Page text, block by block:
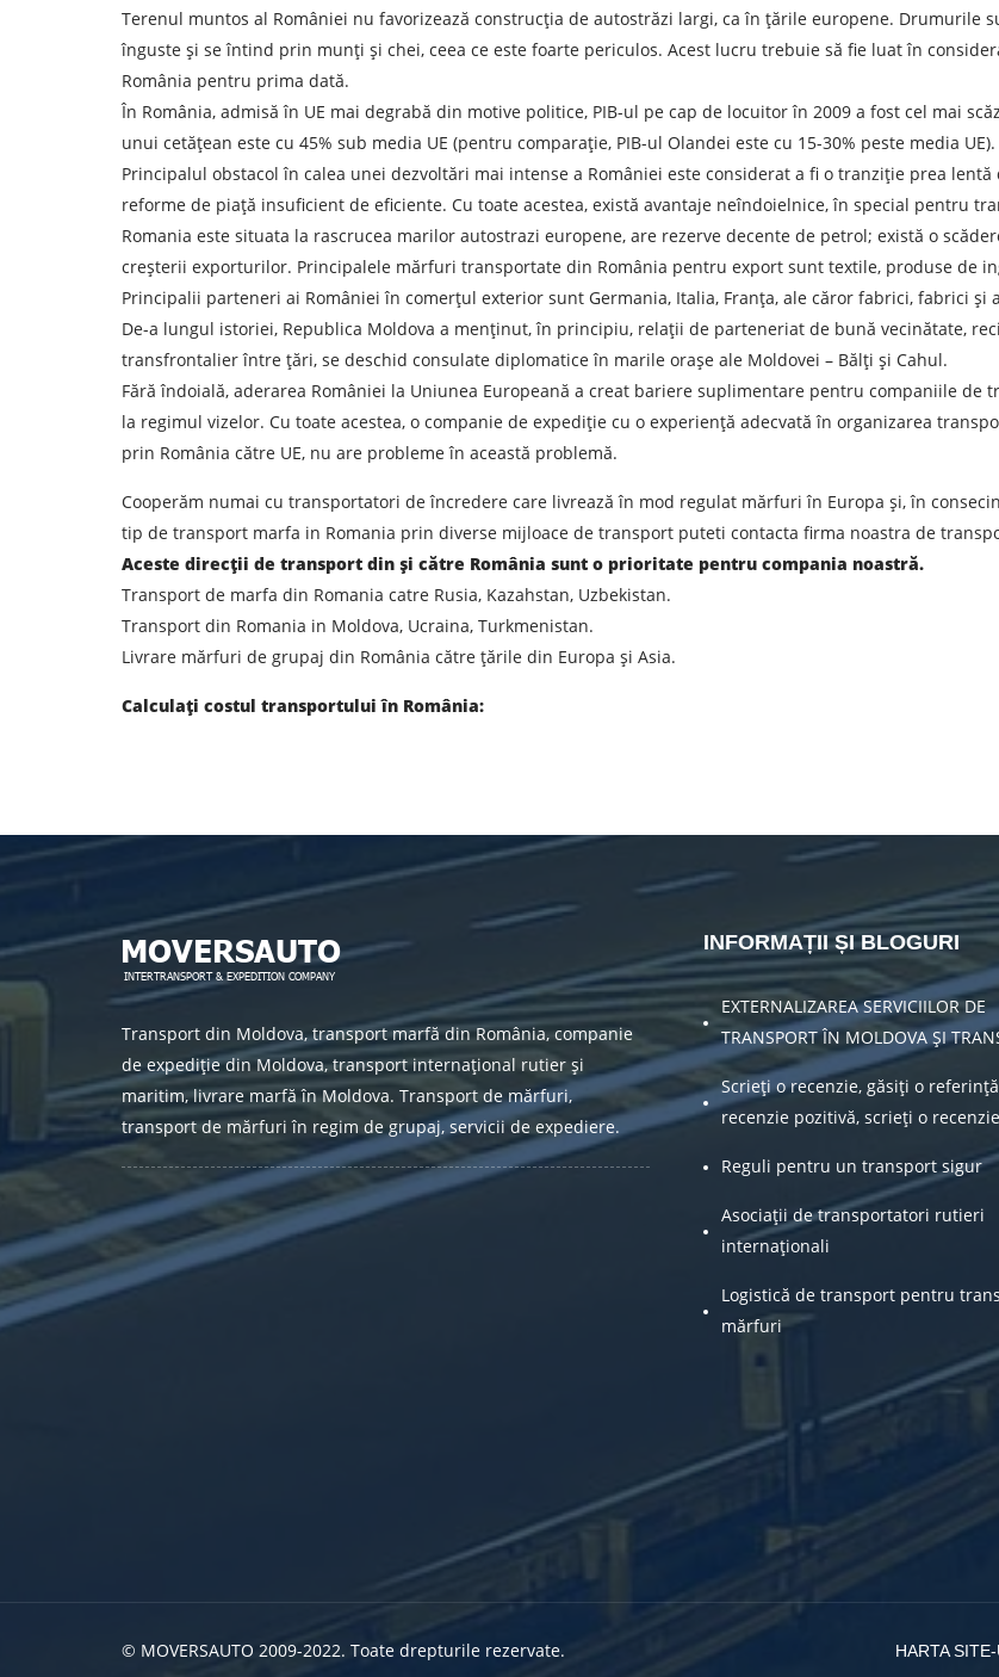
Terenul muntos al României nu favorizează construcția de autostrăzi largi, ca în țările europene. Drumurile
înguste și se întind prin munți și chei, ceea ce este foarte periculos. Acest lucru trebuie să fie luat în
România pentru prima dată.
În România, admisă în UE mai degrabă din motive politice, PIB-ul pe cap de locuitor în 2009 a fost cel mai
unui cetățean este cu 45% sub media UE (pentru comparație, PIB-ul Olandei este cu 15-30% peste media UE).
Principalul obstacol în calea unei dezvoltări mai intense a României este considerat a fi o tranziție prea
reforme de piață insuficient de eficiente. Cu toate acestea, există avantaje neîndoielnice, în special pentru
Romania este situata la rascrucea marilor autostrazi europene, are rezerve decente de petrol; există o
creșterii exporturilor. Principalele mărfuri transportate din România pentru export sunt textile, produse de
Principalii parteneri ai României în comerțul exterior sunt Germania, Italia, Franța, ale căror fabrici, fabrici
De-a lungul istoriei, Republica Moldova a menținut, în principiu, relații de parteneriat de bună vecinătate,
transfrontalier între țări, se deschid consulate diplomatice în marile orașe ale Moldovei – Bălți și Cahul.
Fără îndoială, aderarea României la Uniunea Europeană a creat bariere suplimentare pentru companiile
la regimul vizelor. Cu toate acestea, o companie de expediție cu o experiență adecvată în organizarea
prin România către UE, nu are probleme în această problemă.
Cooperăm numai cu transportatori de încredere care livrează în mod regulat mărfuri în Europa și, în
tip de transport marfa in Romania prin diverse mijloace de transport puteti contacta firma noastra de
Aceste direcții de transport din și către România sunt o prioritate pentru compania noastră.
Transport de marfa din Romania catre Rusia, Kazahstan, Uzbekistan.
Transport din Romania in Moldova, Ucraina, Turkmenistan.
Livrare mărfuri de grupaj din România către țările din Europa și Asia.
Calculați costul transportului în România:
Transport din Moldova, transport marfă din România, companie
de expediție din Moldova, transport internațional rutier și
maritim, livrare marfă în Moldova. Transport de mărfuri,
transport de mărfuri în regim de grupaj, servicii de expediere.
INFORMAȚII ȘI BLOGURI
EXTERNALIZAREA SERVICIILOR DE
TRANSPORT ÎN MOLDOVA ȘI
Scrieți o recenzie, găsiți o
recenzie pozitivă, scrieți o
Reguli pentru un transport sigur
Asociații de transportatori rutieri
internaționali
Logistică de transport pentru
mărfuri
© MOVERSAUTO 2009-2022. Toate drepturile rezervate. HARTA
Aflați despre costurile de expediere
Descarcă țara Descarcă orașul
Orașul de descărcare de gestiune Denumirea mărfii
Tipul de transport Greutatea sarcinii, ( t )
Persoana de contact Numar de contact
Prin depunerea unei cereri, sunteți de acord cu prelucrarea datelor
TRIMITE